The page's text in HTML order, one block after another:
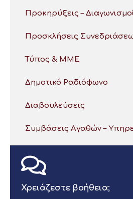
Προκηρύξεις –
Προσκλήσεις
Τύπος & ΜΜΕ
Δημοτικό Ραδιόφωνο
Διαβουλεύσεις
Συμβάσεις Αγαθών –
Χρειάζεστε βοήθεια;